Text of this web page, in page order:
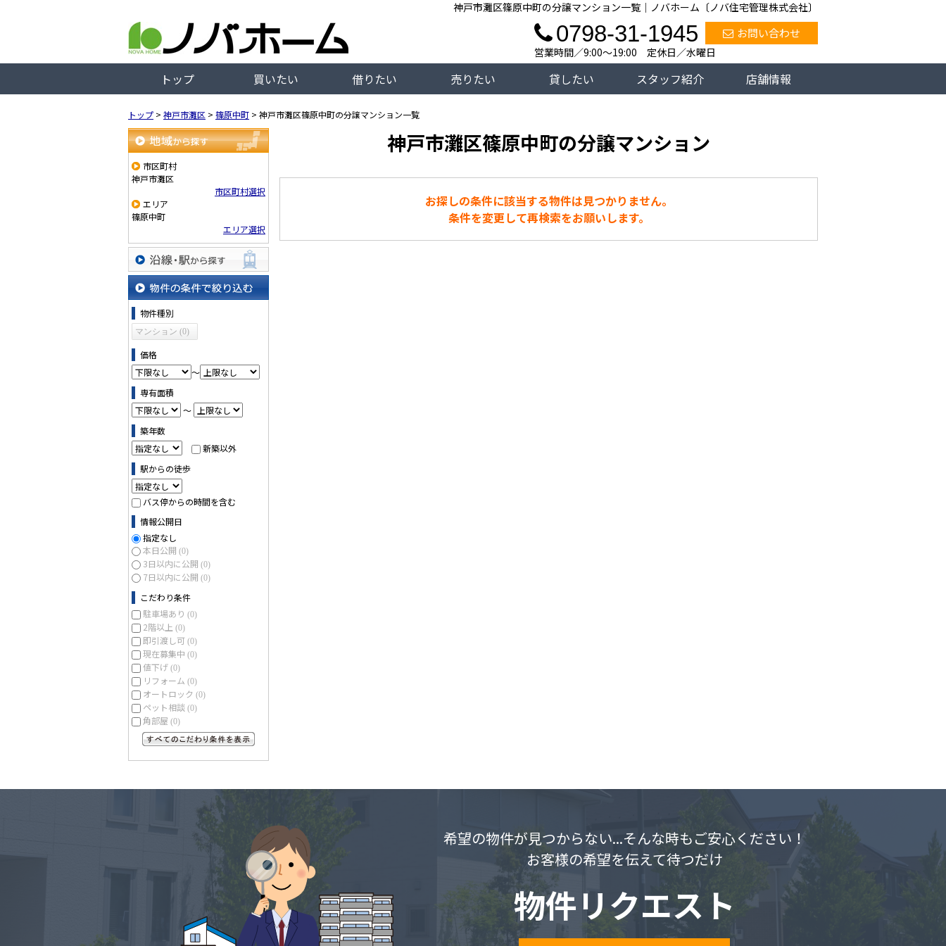
神戸市灘区篠原中町の分譲マンション一覧｜ノバホーム〔ノバ住宅管理株式会社〕
お問い合わせ
0798-31-1945
営業時間／9:00～19:00 定休日／水曜日
トップ 買いたい 借りたい 売りたい 貸したい スタッフ紹介 店舗情報
トップ > 神戸市灘区 > 篠原中町 > 神戸市灘区篠原中町の分譲マンション一覧
地域から探す
市区町村
神戸市灘区
市区町村選択
エリア
篠原中町
エリア選択
沿線・駅から探す
物件の条件で絞り込む
物件種別
マンション (0)
価格
～
専有面積
～
築年数
新築以外
駅からの徒歩
バス停からの時間を含む
情報公開日
指定なし
本日公開 (0)
3日以内に公開 (0)
7日以内に公開 (0)
こだわり条件
駐車場あり (0)
2階以上 (0)
即引渡し可 (0)
現在募集中 (0)
値下げ (0)
リフォーム (0)
オートロック (0)
ペット相談 (0)
角部屋 (0)
神戸市灘区篠原中町の分譲マンション
お探しの条件に該当する物件は見つかりません。
条件を変更して再検索をお願いします。
希望の物件が見つからない...そんな時もご安心ください！
お客様の希望を伝えて待つだけ
物件リクエスト